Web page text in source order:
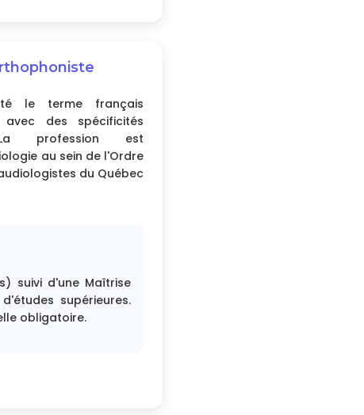
le terme français
avec des spécificités
La profession est
au sein de l'Ordre
du Québec
suivi d'une Maîtrise
supérieures.
obligatoire.